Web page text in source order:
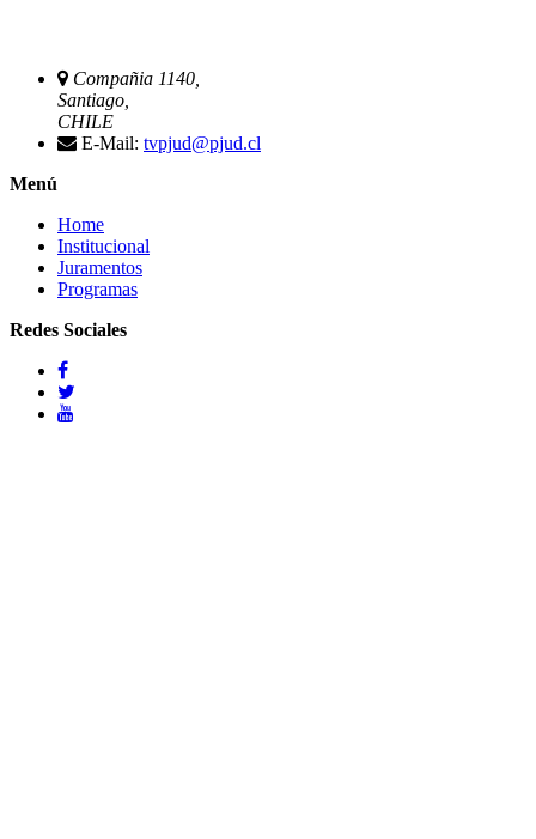
Compañia 1140,
Santiago,
CHILE
E-Mail: tvpjud@pjud.cl
Menú
Home
Institucional
Juramentos
Programas
Redes Sociales